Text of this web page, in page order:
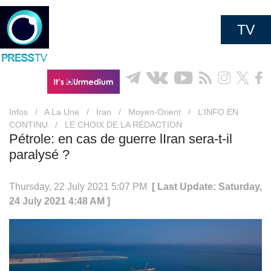
TV
Infos / A La Une / Iran / Moyen-Orient /
L’INFO EN
CONTINU
/ LE CHOIX DE LA RÉDACTION
Pétrole: en cas de guerre lIran sera-t-il
paralysé ?
Thursday, 22 July 2021 5:07 PM
[ Last Update: Saturday,
24 July 2021 4:48 AM ]